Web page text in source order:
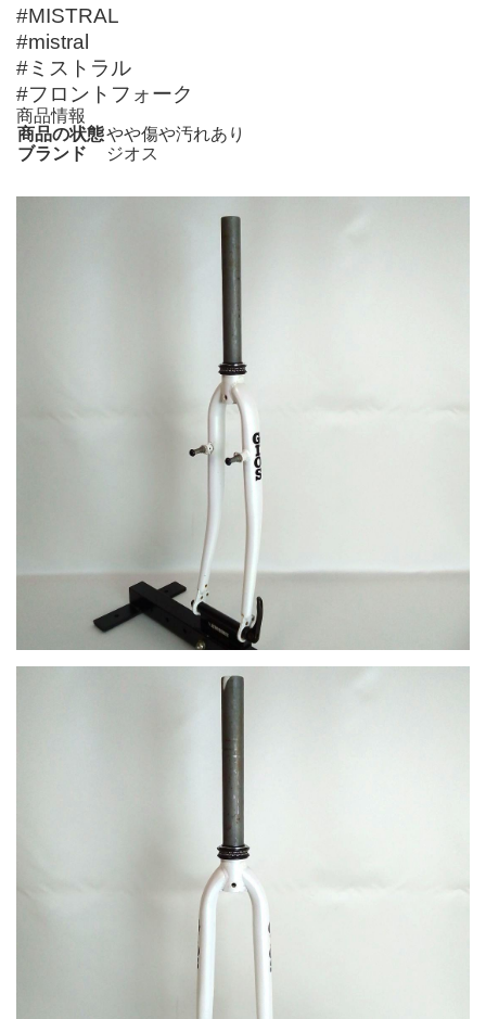
#MISTRAL
#mistral
#ミストラル
#フロントフォーク
商品情報
商品の状態やや傷や汚れあり
ブランド
ジオス